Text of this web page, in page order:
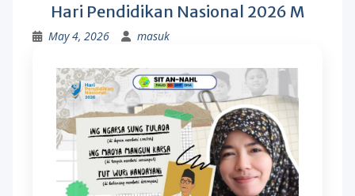
Hari Pendidikan Nasional 2026 M
May 4, 2026 masuk